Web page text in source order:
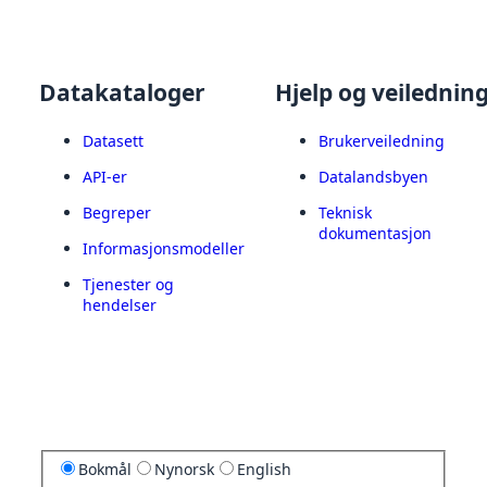
Datakataloger
Datasett
API-er
Begreper
Informasjonsmodeller
Tjenester og
hendelser
Hjelp og
Brukerveiledning
Datalandsbyen
Teknisk
dokumentasjon
Bokmål Nynorsk English